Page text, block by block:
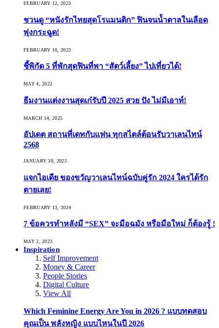
FEBRUARY 12, 2023
ชวนดู “หนังรักไทยสุดโรแมนติก” ฟินจนน้ำตาลในเลือด
พุ่งกระฉูด!
FEBRUARY 10, 2023
ชี้พิกัด 5 ที่พักสุดฟินที่พา “สัตว์เลี้ยง” ไปเที่ยวได้!
MAY 4, 2022
ธีมงานแต่งงานสุดเก๋รับปี 2025 สวย ปัง ไม่มีเอาท์!
MARCH 14, 2025
อัปเดต สถานที่เดทกับแฟน ทุกสไตล์ต้อนรับวาเลนไทน์
2568
JANUARY 30, 2025
แจกไอเดีย ของขวัญวาเลนไทน์ฉบับคู่รัก 2024 ใครได้รัก
ตายเลย!
FEBRUARY 13, 2024
7 ข้อควรทำหลังมี “SEX” จะมือฉมัง หรือมือใหม่ ก็ต้องรู้ !
MAY 2, 2023
Inspiration
Self Improvement
Money & Career
People Stories
Digital Culture
View All
Which Feminine Energy Are You in 2026 ? แบบทดสอบ
คุณเป็น พลังหญิง แบบไหนในปี 2026